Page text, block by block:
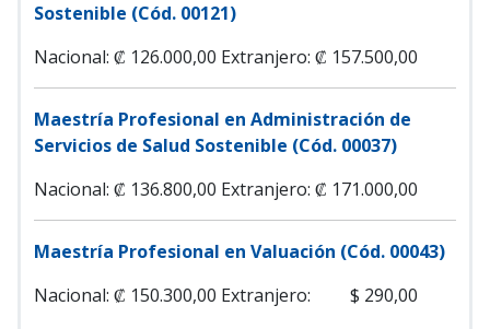
Sostenible (Cód. 00121)
Nacional: ₡ 126.000,00 Extranjero: ₡ 157.500,00
Maestría Profesional en Administración de
Servicios de Salud Sostenible (Cód. 00037)
Nacional: ₡ 136.800,00 Extranjero: ₡ 171.000,00
Maestría Profesional en Valuación (Cód. 00043)
Nacional: ₡ 150.300,00 Extranjero: $ 290,00